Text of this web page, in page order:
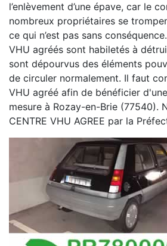
l’enlèvement d’une épave, car le
nombreux propriétaires se
ce qui n’est pas sans
VHU agréés sont habiletés à
sont dépourvus des éléments
de circuler normalement. Il faut
VHU agréé afin de bénéficier
mesure à Rozay-en-Brie (77540).
CENTRE VHU AGREE par la